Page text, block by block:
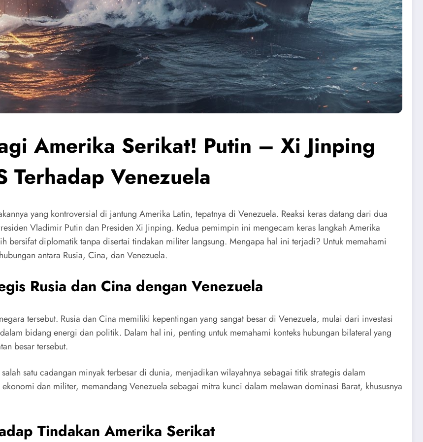
Amerika Serikat! Putin – Xi Jinping
Terhadap Venezuela
yang kontroversial di jantung Amerika Latin, tepatnya di Venezuela. Reaksi keras datang dari dua
Vladimir Putin dan Presiden Xi Jinping. Kedua pemimpin ini mengecam keras langkah Amerika
bersifat diplomatik tanpa disertai tindakan militer langsung. Mengapa hal ini terjadi? Untuk memahami
antara Rusia, Cina, dan Venezuela.
Rusia dan Cina dengan Venezuela
tersebut. Rusia dan Cina memiliki kepentingan yang sangat besar di Venezuela, mulai dari investasi
bidang energi dan politik. Dalam hal ini, penting untuk memahami konteks hubungan bilateral yang
besar tersebut.
satu cadangan minyak terbesar di dunia, menjadikan wilayahnya sebagai titik strategis dalam
dan militer, memandang Venezuela sebagai mitra kunci dalam melawan dominasi Barat, khususnya
Tindakan Amerika Serikat